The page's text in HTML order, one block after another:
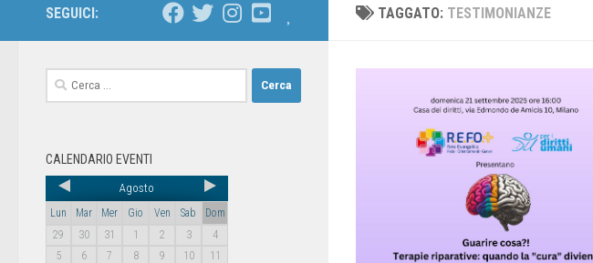
TAGGATO: TESTIMONIANZE
SEGUICI:
CALENDARIO EVENTI
Agosto
Lun Mar Mer Gio Ven Sab
Dom
29
30 31 1 2 3
4
5
6 7 8 9 10
11